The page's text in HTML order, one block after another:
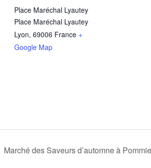
Place Maréchal Lyautey
Place Maréchal Lyautey
Lyon, 69006 France +
Google Map
Marché des Saveurs d’automne à